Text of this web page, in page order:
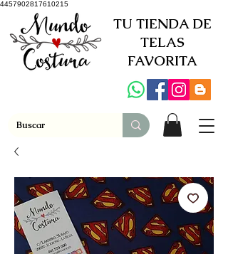
4457902817610215
TU TIENDA DE
TELAS
FAVORITA